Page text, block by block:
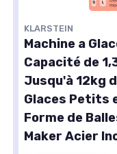
KLARSTEIN
Machine a
Capacité de
Jusqu'à 12kg
Glaces Petits
Forme de
Maker Acier